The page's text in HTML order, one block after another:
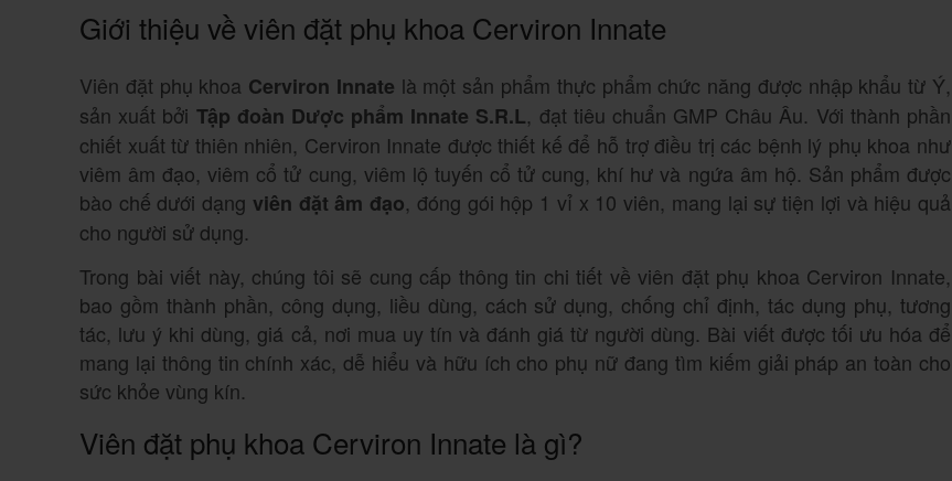
Giới thiệu về viên đặt phụ khoa Cerviron Innate
Viên đặt phụ khoa Cerviron Innate là một sản phẩm thực phẩm chức năng được nhập khẩu từ Ý,
sản xuất bởi Tập đoàn Dược phẩm Innate S.R.L, đạt tiêu chuẩn GMP Châu Âu. Với thành phần
chiết xuất từ thiên nhiên, Cerviron Innate được thiết kế để hỗ trợ điều trị các bệnh lý phụ khoa như
viêm âm đạo, viêm cổ tử cung, viêm lộ tuyến cổ tử cung, khí hư và ngứa âm hộ. Sản phẩm được
bào chế dưới dạng viên đặt âm đạo, đóng gói hộp 1 vỉ x 10 viên, mang lại sự tiện lợi và hiệu quả
cho người sử dụng.
Trong bài viết này, chúng tôi sẽ cung cấp thông tin chi tiết về viên đặt phụ khoa Cerviron Innate,
bao gồm thành phần, công dụng, liều dùng, cách sử dụng, chống chỉ định, tác dụng phụ, tương
tác, lưu ý khi dùng, giá cả, nơi mua uy tín và đánh giá từ người dùng. Bài viết được tối ưu hóa để
mang lại thông tin chính xác, dễ hiểu và hữu ích cho phụ nữ đang tìm kiếm giải pháp an toàn cho
sức khỏe vùng kín.
Viên đặt phụ khoa Cerviron Innate là gì?